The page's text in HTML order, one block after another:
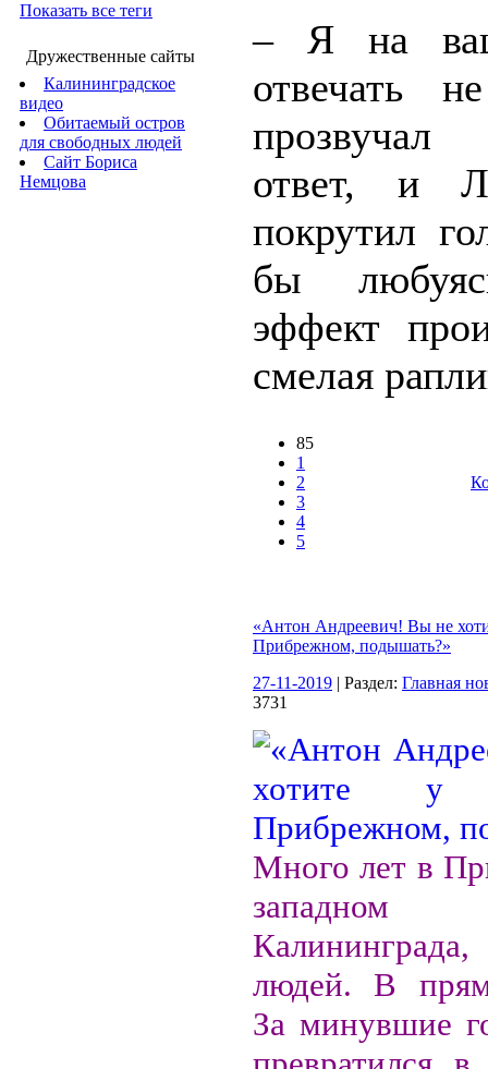
Показать все теги
Дружественные сайты
Калининградское
видео
Обитаемый остров
для свободных людей
Сайт Бориса
Немцова
– Я на
отвечать
ответ, и
покрутил
бы
эффект
смелая
85
1
2
3
4
5
«Антон Андреевич! Вы не
Прибрежном, подышать?»
27-11-2019 | Раздел: Главная
3731
Много лет в
западном
людей. В
За минувшие